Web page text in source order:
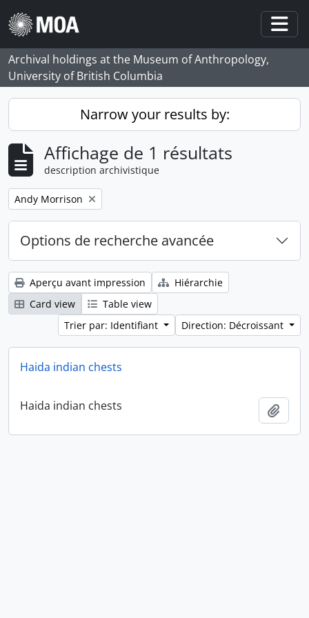
Skip to main content
Archival holdings at the Museum of Anthropology,
University of British Columbia
Narrow your results by:
Affichage de 1 résultats
description archivistique
Remove filter:
Andy Morrison
Options de recherche avancée
Aperçu avant impression
Hiérarchie
Card view
Table view
Trier par: Identifiant
Direction: Décroissant
Haida indian chests
Haida indian chests